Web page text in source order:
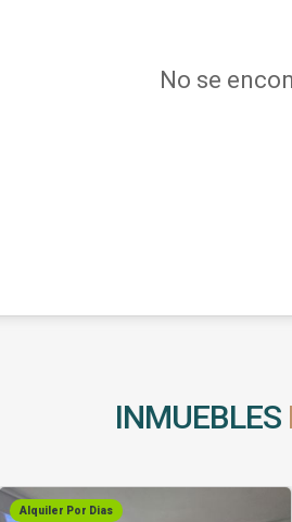
No se
INMUEBLES
Alquiler Por Dias